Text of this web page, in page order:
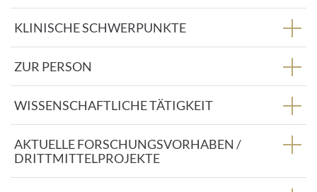
s
s
e
:
KLINISCHE SCHWERPUNKTE
ZUR PERSON
WISSENSCHAFTLICHE TÄTIGKEIT
AKTUELLE FORSCHUNGSVORHABEN /
DRITTMITTELPROJEKTE